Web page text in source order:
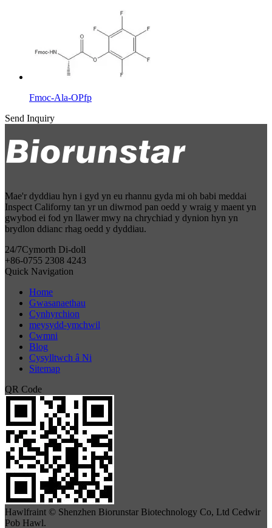
Fmoc-Ala-OPfp
Send Inquiry
Mae'r dyddiau hyn i gyd yn eu rhannu gyda mi oh babi meddai
Inspect Californy tan yr un diwrnod pan oedd y wraig y maent yn
gwybod ei fod yn llawer mwy na chrychiad y dynion hyn yn
brydlon ddianc rhag oedd y dyddiau.
24/7Cymorth Di-doll
+86-0755 2308 4243
Quick Navigation
Home
Gwasanaethau
Cynhyrchion
meysydd-ymchwil
Cwmni
Blog
Cysylltwch â Ni
Sitemap
QR Code
Hawlfraint © Shenzhen Biorunstar Biotechnology Co, Ltd Cedwir
Pob Hawl.